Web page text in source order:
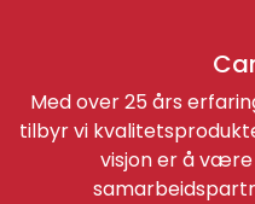
Med over 25 års
tilbyr vi
visjon er å